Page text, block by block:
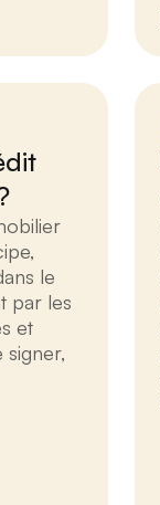
le
par les
et
signer,